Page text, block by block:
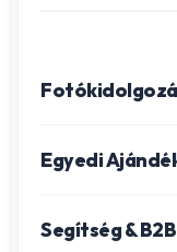
Igazolványkép
Egyedi
Segítség & B2B